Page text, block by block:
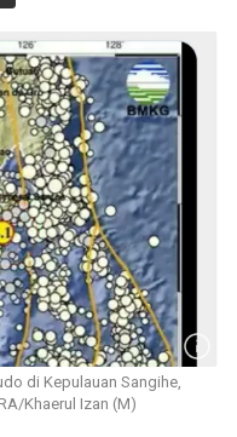
di Kepulauan Sangihe,
Khaerul Izan (M)